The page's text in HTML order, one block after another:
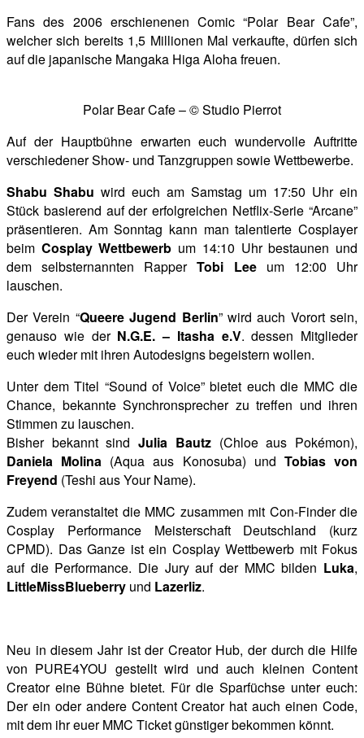
Fans des 2006 erschienenen Comic “Polar Bear Cafe”,
welcher sich bereits 1,5 Millionen Mal verkaufte, dürfen sich
auf die japanische Mangaka Higa Aloha freuen.
Polar Bear Cafe – © Studio Pierrot
Auf der Hauptbühne erwarten euch wundervolle Auftritte
verschiedener Show- und Tanzgruppen sowie Wettbewerbe.
Shabu Shabu wird euch am Samstag um 17:50 Uhr ein
Stück basierend auf der erfolgreichen Netflix-Serie “Arcane”
präsentieren. Am Sonntag kann man talentierte Cosplayer
beim Cosplay Wettbewerb um 14:10 Uhr bestaunen und
dem selbsternannten RapperTobi Leeum 12:00 Uhr
lauschen.
Der Verein “Queere Jugend Berlin” wird auch Vorort sein,
genauso wie der N.G.E. – Itasha e.V. dessen Mitglieder
euch wieder mit ihren Autodesigns begeistern wollen.
Unter dem Titel “Sound of Voice” bietet euch die MMC die
Chance, bekannte Synchronsprecher zu treffen und ihren
Stimmen zu lauschen.
Bisher bekannt sind Julia Bautz(Chloe aus Pokémon),
Daniela Molina (Aqua aus Konosuba) und Tobias von
Freyend (Teshi aus Your Name).
Zudem veranstaltet die MMC zusammen mit Con-Finder die
Cosplay Performance Meisterschaft Deutschland (kurz
CPMD). Das Ganze ist ein Cosplay Wettbewerb mit Fokus
auf die Performance. Die Jury auf der MMC bilden Luka,
LittleMissBlueberry und Lazerliz.
Neu in diesem Jahr ist der Creator Hub, der durch die Hilfe
von PURE4YOU gestellt wird und auch kleinen Content
Creator eine Bühne bietet. Für die Sparfüchse unter euch:
Der ein oder andere Content Creator hat auch einen Code,
mit dem ihr euer MMC Ticket günstiger bekommen könnt.